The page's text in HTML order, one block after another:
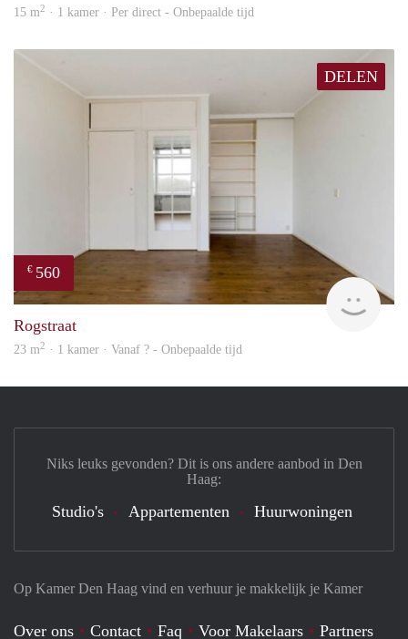
15 m2 · 1 kamer · Per direct - Onbepaalde tijd
DELEN
€ 560
Rogstraat
23 m2 · 1 kamer · Vanaf ? - Onbepaalde tijd
Op Kamer Den Haag vind en verhuur je makkelijk je Kamer
Over ons Contact Faq Voor Makelaars Partners
Niks leuks gevonden? Dit is ons andere aanbod in Den
Haag:
Studio's Appartementen Huurwoningen